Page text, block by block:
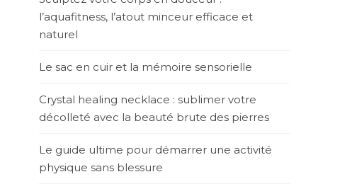
l’aquafitness, l’atout minceur efficace et
naturel
Le sac en cuir et la mémoire sensorielle
Crystal healing necklace : sublimer votre
décolleté avec la beauté brute des pierres
Le guide ultime pour démarrer une activité
physique sans blessure